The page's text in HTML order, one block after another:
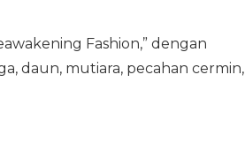
Fashion,” dengan
daun, mutiara, pecahan cermin,